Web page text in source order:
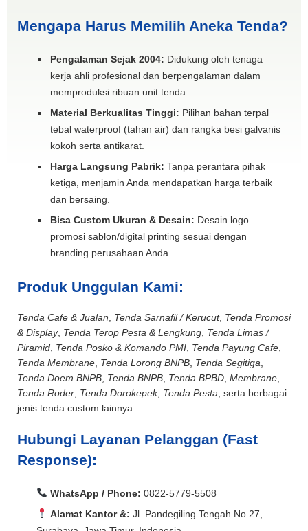
Mengapa Harus Memilih Aneka Tenda?
Pengalaman Sejak 2004: Didukung oleh tenaga
kerja ahli profesional dan berpengalaman dalam
memproduksi ribuan unit tenda.
Material Berkualitas Tinggi: Pilihan bahan terpal
tebal waterproof (tahan air) dan rangka besi galvanis
kokoh serta antikarat.
Harga Langsung Pabrik: Tanpa perantara pihak
ketiga, menjamin Anda mendapatkan harga terbaik
dan bersaing.
Bisa Custom Ukuran & Desain: Desain logo
promosi sablon/digital printing sesuai dengan
branding perusahaan Anda.
Produk Unggulan Kami:
Tenda Cafe & Jualan Tenda Sarnafil / Kerucut, Tenda Promosi
& Display, Tenda Terop Pesta & Lengkung Tenda Limas /
Piramid Tenda Posko & Komando PMI Tenda Payung Cafe
Tenda Membrane Tenda Lorong BNPB Tenda Segitiga
Tenda Doem BNPB Tenda BNPB Tenda BPBD Membrane
Tenda Roder Tenda Dorokepek, Tenda Pesta , serta berbagai
jenis tenda custom lainnya.
Hubungi Layanan Pelanggan (Fast
Response):
WhatsApp / Phone: 0822-5779-5508
Alamat Kantor &: Jl. Pandegiling Tengah No 27,